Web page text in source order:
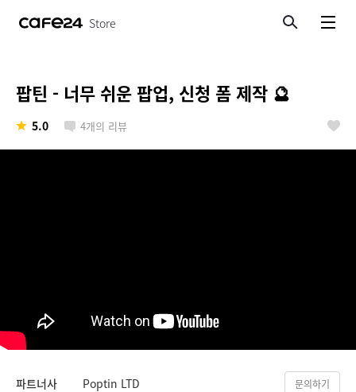
Store
팝틴 - 너무 쉬운 팝업, 신청 폼 제작 🔮
5.0 4개의 리뷰
파트너사 Poptin LTD 문의하기